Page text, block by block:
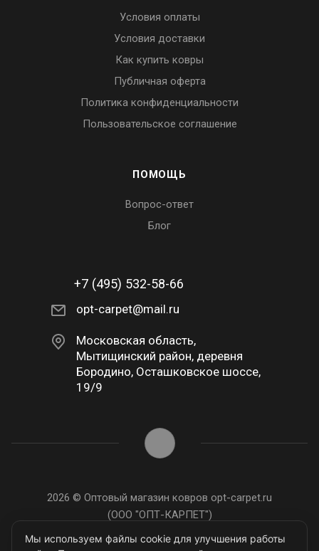
Условия оплаты
Условия доставки
Как купить ковры
Публичная оферта
Политика конфиденциальности
Пользовательское соглашение
ПОМОЩЬ
Вопрос-ответ
Блог
+7 (495) 532-58-66
opt-carpet@mail.ru
Московская область,
Мытищинский район, деревня
Бородино, Осташковское шоссе,
19/9
2026 © Оптовый магазин ковров opt-carpet.ru
(ООО "ОПТ-КАРПЕТ")
ИНН: 7743907105
Мы используем файлы cookie для улучшения работы